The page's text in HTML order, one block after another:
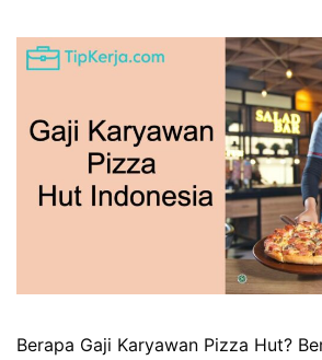
Berapa Gaji Karyawan Pizza Hut?